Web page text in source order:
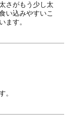
さがもう少し太
い込みやすいこ
ます。
。